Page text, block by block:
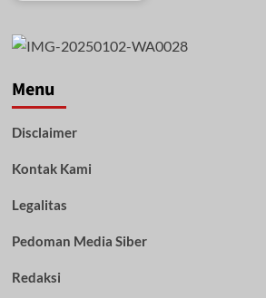
Menu
Disclaimer
Kontak Kami
Legalitas
Pedoman Media Siber
Redaksi